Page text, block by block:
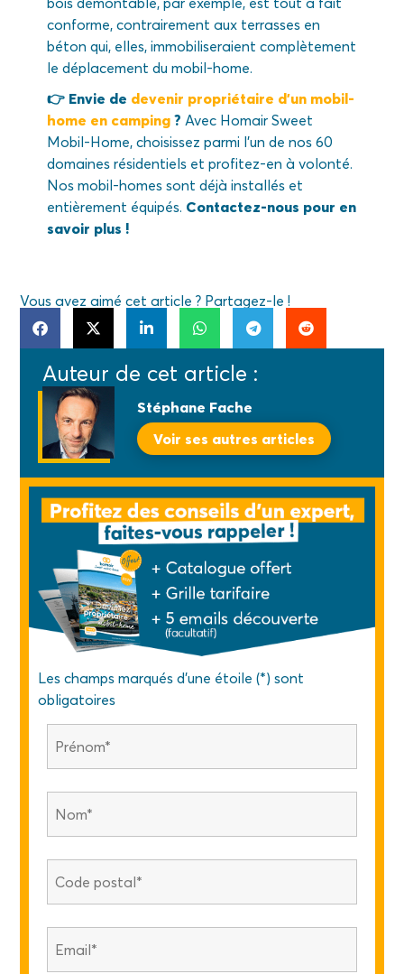
conforme, contrairement aux terrasses en
béton qui, elles, immobiliseraient complètement
le déplacement du mobil-home.
👉 Envie de devenir propriétaire d’un mobil-
home en camping? Avec Homair Sweet
Mobil-Home, choisissez parmi l’un de nos 60
domaines résidentiels et profitez-en à volonté.
Nos mobil-homes sont déjà installés et
entièrement équipés. Contactez-nous pour en
savoir plus !
Vous avez aimé cet article ? Partagez-le !
Auteur de cet article :
Stéphane Fache
Voir ses autres articles
Les champs marqués d'une étoile (*) sont
obligatoires